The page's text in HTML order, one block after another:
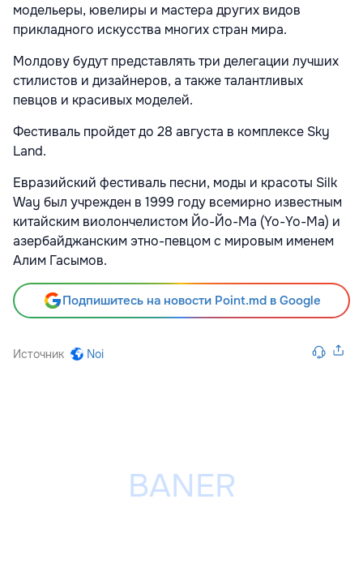
модельеры, ювелиры и мастера других видов
прикладного искусства многих стран мира.
Молдову будут представлять три делегации лучших
стилистов и дизайнеров, а также талантливых
певцов и красивых моделей.
Фестиваль пройдет до 28 августа в комплексе Sky
Land.
Евразийский фестиваль песни, моды и красоты Silk
Way был учрежден в 1999 году всемирно известным
китайским виолончелистом Йо-Йо-Ма (Yo-Yo-Ma) и
азербайджанским этно-певцом с мировым именем
Алим Гасымов.
Подпишитесь на новости Point.md в Google
Источник Noi